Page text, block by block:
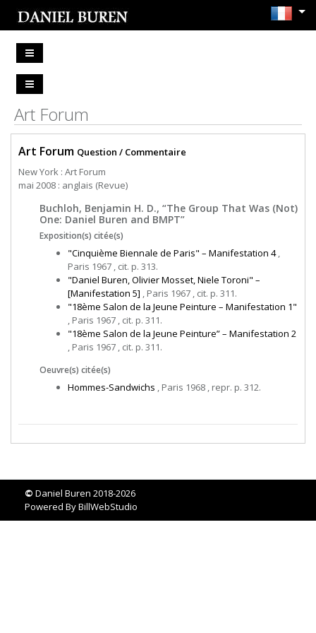
Art Forum
Art Forum Question / Commentaire
New York : Art Forum
mai 2008 : anglais (Revue)
Buchloh, Benjamin H. D., “The Group That Was (Not)
One: Daniel Buren and BMPT”
Exposition(s) citée(s)
"Cinquième Biennale de Paris" – Manifestation 4,
Paris 1967 , cit. p. 313.
"Daniel Buren, Olivier Mosset, Niele Toroni" –
[Manifestation 5] , Paris 1967 , cit. p. 311.
"18ème Salon de la Jeune Peinture – Manifestation 1"
, Paris 1967 , cit. p. 311.
"18ème Salon de la Jeune Peinture” – Manifestation 2
, Paris 1967 , cit. p. 311.
Oeuvre(s) citée(s)
Hommes-Sandwichs , Paris 1968 , repr. p. 312.
© Daniel Buren 2018-2026
Powered ByBillWebStudio